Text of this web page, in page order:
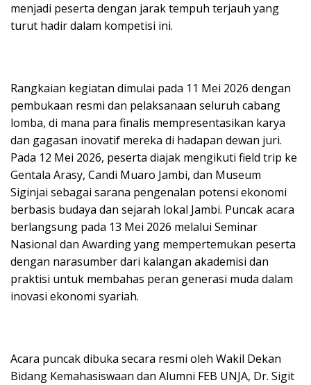
menjadi peserta dengan jarak tempuh terjauh yang
turut hadir dalam kompetisi ini.
Rangkaian kegiatan dimulai pada 11 Mei 2026 dengan
pembukaan resmi dan pelaksanaan seluruh cabang
lomba, di mana para finalis mempresentasikan karya
dan gagasan inovatif mereka di hadapan dewan juri.
Pada 12 Mei 2026, peserta diajak mengikuti field trip ke
Gentala Arasy, Candi Muaro Jambi, dan Museum
Siginjai sebagai sarana pengenalan potensi ekonomi
berbasis budaya dan sejarah lokal Jambi. Puncak acara
berlangsung pada 13 Mei 2026 melalui Seminar
Nasional dan Awarding yang mempertemukan peserta
dengan narasumber dari kalangan akademisi dan
praktisi untuk membahas peran generasi muda dalam
inovasi ekonomi syariah.
Acara puncak dibuka secara resmi oleh Wakil Dekan
Bidang Kemahasiswaan dan Alumni FEB UNJA, Dr. Sigit